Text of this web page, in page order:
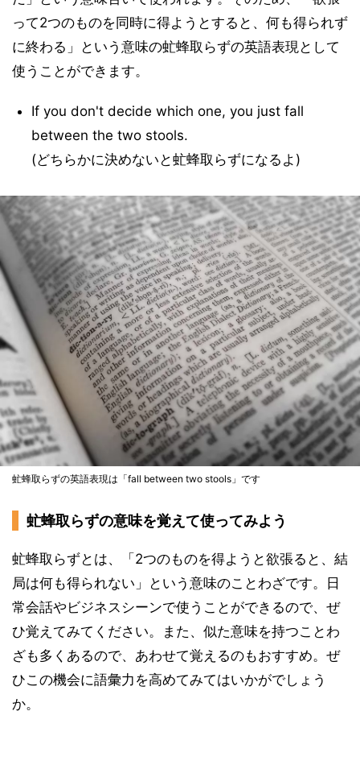
って2つのものを同時に得ようとすると、何も得られず
に終わる」という意味の虻蜂取らずの英語表現として
使うことができます。
If you don't decide which one, you just fall
between the two stools.
(どちらかに決めないと虻蜂取らずになるよ)
虻蜂取らずの英語表現は「fall between two stools」です
虻蜂取らずの意味を覚えて使ってみよう
虻蜂取らずとは、「2つのものを得ようと欲張ると、結
局は何も得られない」という意味のことわざです。日
常会話やビジネスシーンで使うことができるので、ぜ
ひ覚えてみてください。また、似た意味を持つことわ
ざも多くあるので、あわせて覚えるのもおすすめ。ぜ
ひこの機会に語彙力を高めてみてはいかがでしょう
か。